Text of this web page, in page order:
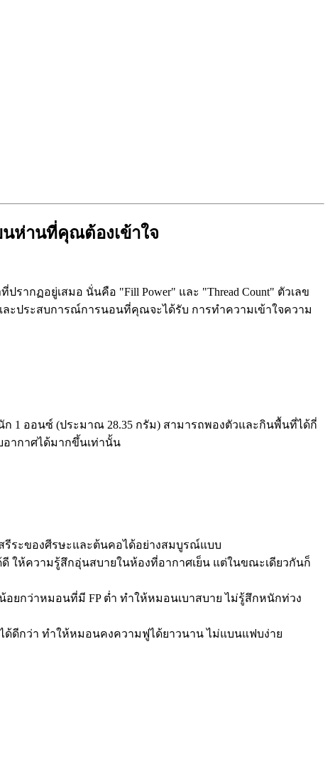
นห่านที่คุณต้องเข้าใจ
กฏอยู่เสมอ นั่นคือ "Fill Power" และ "Thread Count" ตัวเลข
ประสบการณ์การนอนที่คุณจะได้รับ การทำความเข้าใจความ
1 ออนซ์ (ประมาณ 28.35 กรัม) สามารถพองตัวและกินพื้นที่ได้กี่
อากาศได้มากขึ้นเท่านั้น
รีระของศีรษะและต้นคอได้อย่างสมบูรณ์แบบ
ให้ความรู้สึกอุ่นสบายในห้องที่อากาศเย็น แต่ในขณะเดียวกันก็
กว่าหมอนที่มี FP ต่ำ ทำให้หมอนเบาสบาย ไม่รู้สึกหนักท่วง
กว่า ทำให้หมอนคงความฟูได้ยาวนาน ไม่แบนแฟบง่าย